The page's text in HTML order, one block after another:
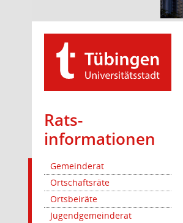
Rats­
informationen
Gemeinderat
Ortschaftsräte
Ortsbeiräte
Jugendgemeinderat